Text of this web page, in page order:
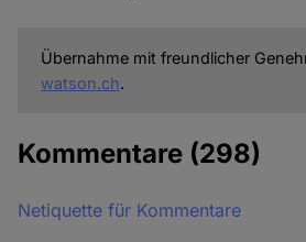
Übernahme mit freundlicher
watson.ch.
Kommentare (298)
Netiquette für Kommentare